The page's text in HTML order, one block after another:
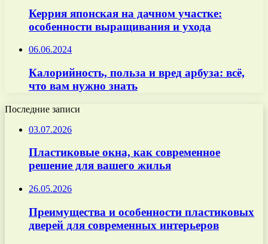
Керрия японская на дачном участке:
особенности выращивания и ухода
06.06.2024
Калорийность, польза и вред арбуза: всё,
что вам нужно знать
Последние записи
03.07.2026
Пластиковые окна, как современное
решение для вашего жилья
26.05.2026
Преимущества и особенности пластиковых
дверей для современных интерьеров